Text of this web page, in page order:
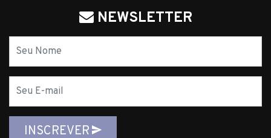
NEWSLETTER
mail
INSCREVER